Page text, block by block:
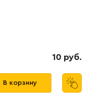
10 руб.
В корзину